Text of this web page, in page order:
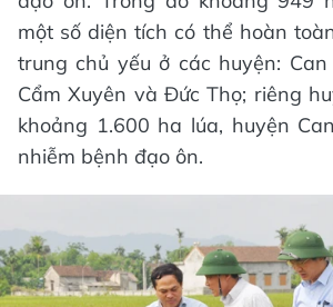
một số diện tích có thể hoàn
trung chủ yếu ở các huyện: Can
Cẩm Xuyên và Đức Thọ; riêng
khoảng 1.600 ha lúa, huyện
nhiễm bệnh đạo ôn.